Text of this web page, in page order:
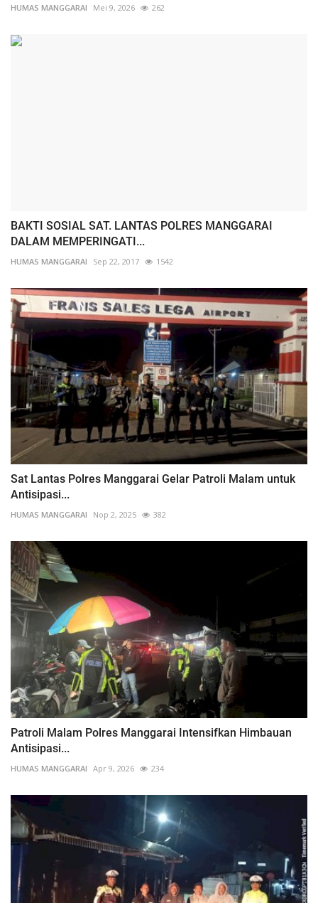
HUMAS MANGGARAI Mei 9, 2026 262
BAKTI SOSIAL SAT. LANTAS POLRES MANGGARAI
DALAM MEMPERINGATI...
HUMAS MANGGARAI Sep 22, 2017 1542
Sat Lantas Polres Manggarai Gelar Patroli Malam untuk
Antisipasi...
HUMAS MANGGARAI Nop 2, 2025 382
Patroli Malam Polres Manggarai Intensifkan Himbauan
Antisipasi...
HUMAS MANGGARAI Apr 9, 2026 234